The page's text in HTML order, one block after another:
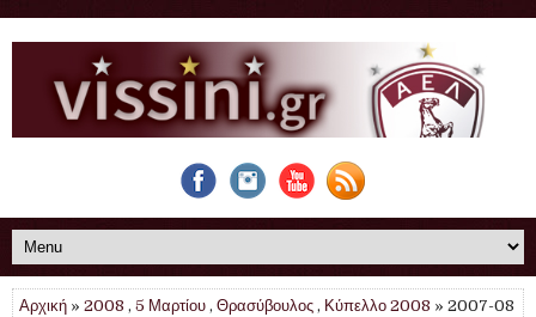
Αρχική » 2008 , 5 Μαρτίου , Θρασύβουλος , Κύπελλο 2008 » 2007-08